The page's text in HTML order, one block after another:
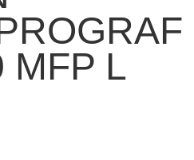
MFP L